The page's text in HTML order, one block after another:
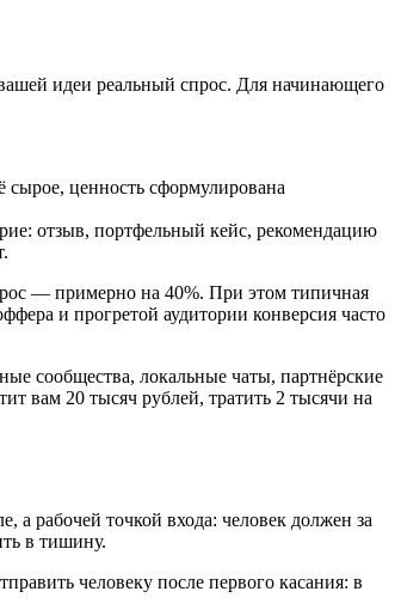
идеи реальный спрос. Для начинающего
сырое, ценность сформулирована
отзыв, портфельный кейс, рекомендацию
— примерно на 40%. При этом типичная
и прогретой аудитории конверсия часто
сообщества, локальные чаты, партнёрские
вам 20 тысяч рублей, тратить 2 тысячи на
рабочей точкой входа: человек должен за
в тишину.
человеку после первого касания: в